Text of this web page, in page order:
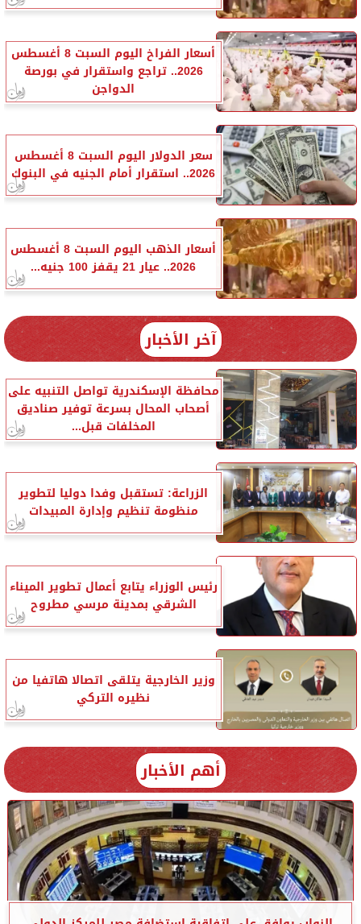
أسعار الفراخ اليوم السبت 8 أغسطس
2026.. تراجع واستقرار في بورصة
الدواجن
سعر الدولار اليوم السبت 8 أغسطس
2026.. استقرار أمام الجنيه في البنوك
أسعار الذهب اليوم السبت 8 أغسطس
2026.. عيار 21 يقفز 100 جنيه...
آخر الأخبار
محافظة الإسكندرية تواصل التنبيه على
أصحاب المحال بسرعة توفير صناديق
المخلفات قبل...
الزراعة: تستقبل وفدا دوليا لتطوير
منظومة تنظيم وإدارة المبيدات
رئيس الوزراء يتابع أعمال تطوير الميناء
الشرقي بمدينة مرسي مطروح
وزير الخارجية يتلقى اتصالا هاتفيا من
نظيره التركي
أهم الأخبار